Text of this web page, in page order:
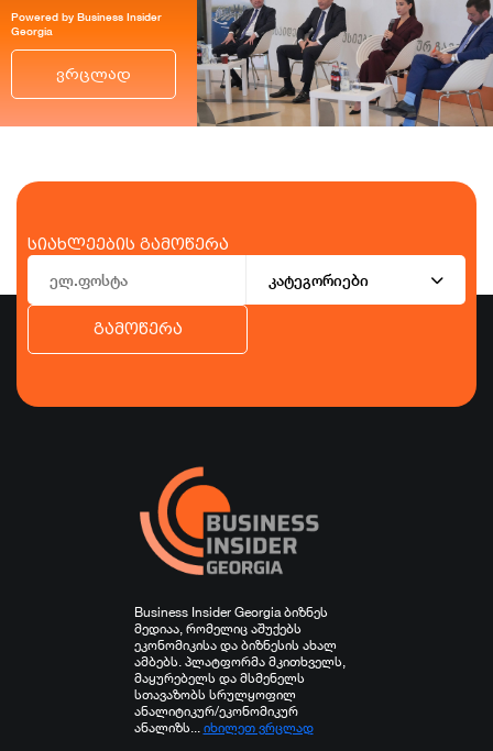
Powered by Business Insider
Georgia
ვრცლად
სიახლეების გამოწერა
კატეგორიები
გამოწერა
Business Insider Georgia ბიზნეს
მედიაა, რომელიც აშუქებს
ეკონომიკისა და ბიზნესის ახალ
ამბებს. პლატფორმა მკითხველს,
მაყურებელს და მსმენელს
სთავაზობს სრულყოფილ
ანალიტიკურ/ეკონომიკურ
ანალიზს... იხილეთ ვრცლად